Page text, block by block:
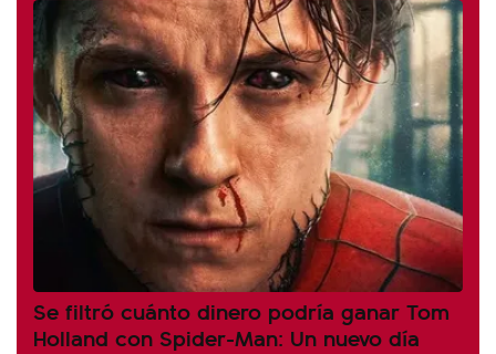
Se filtró cuánto dinero podría ganar Tom
Holland con Spider-Man: Un nuevo día